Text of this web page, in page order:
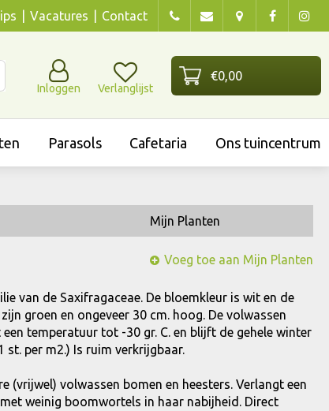
Vacatures Contact
Inloggen Verlanglijst
Parasols Cafetaria Ons tuincentrum
Mijn Planten
Voeg toe aan Mijn Planten
van de Saxifragaceae. De bloemkleur is wit en de
groen en ongeveer 30 cm. hoog. De volwassen
temperatuur tot -30 gr. C. en blijft de gehele winter
st. per m2.) Is ruim verkrijgbaar.
(vrijwel) volwassen bomen en heesters. Verlangt een
weinig boomwortels in haar nabijheid. Direct